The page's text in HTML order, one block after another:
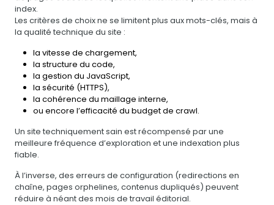
index.
Les critères de choix ne se limitent plus aux mots-clés, mais à
la qualité technique du site :
la vitesse de chargement,
la structure du code,
la gestion du JavaScript,
la sécurité (HTTPS),
la cohérence du maillage interne,
ou encore l’efficacité du budget de crawl.
Un site techniquement sain est récompensé par une
meilleure fréquence d’exploration et une indexation plus
fiable.
À l’inverse, des erreurs de configuration (redirections en
chaîne, pages orphelines, contenus dupliqués) peuvent
réduire à néant des mois de travail éditorial.